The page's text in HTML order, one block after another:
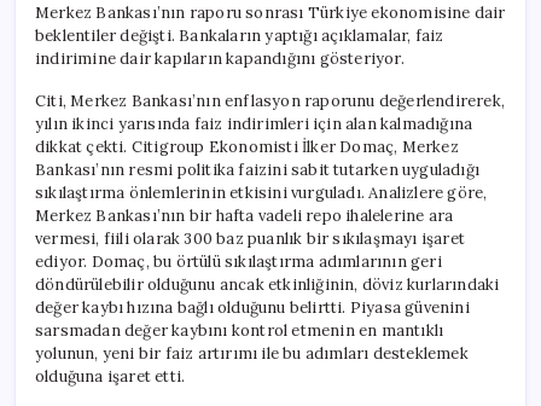
Merkez Bankası’nın raporu sonrası Türkiye ekonomisine dair
beklentiler değişti. Bankaların yaptığı açıklamalar, faiz
indirimine dair kapıların kapandığını gösteriyor.
Citi, Merkez Bankası’nın enflasyon raporunu değerlendirerek,
yılın ikinci yarısında faiz indirimleri için alan kalmadığına
dikkat çekti. Citigroup Ekonomisti İlker Domaç, Merkez
Bankası’nın resmi politika faizini sabit tutarken uyguladığı
sıkılaştırma önlemlerinin etkisini vurguladı. Analizlere göre,
Merkez Bankası’nın bir hafta vadeli repo ihalelerine ara
vermesi, fiili olarak 300 baz puanlık bir sıkılaşmayı işaret
ediyor. Domaç, bu örtülü sıkılaştırma adımlarının geri
döndürülebilir olduğunu ancak etkinliğinin, döviz kurlarındaki
değer kaybı hızına bağlı olduğunu belirtti. Piyasa güvenini
sarsmadan değer kaybını kontrol etmenin en mantıklı
yolunun, yeni bir faiz artırımı ile bu adımları desteklemek
olduğuna işaret etti.